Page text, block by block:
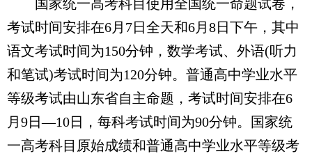
国家统一高考科目使用全国统一命题试卷，
考试时间安排在6月7日全天和6月8日下午，其中
语文考试时间为150分钟，数学考试、外语(听力
和笔试)考试时间为120分钟。普通高中学业水平
等级考试由山东省自主命题，考试时间安排在6
月9日—10日，每科考试时间为90分钟。国家统
一高考科目原始成绩和普通高中学业水平等级考